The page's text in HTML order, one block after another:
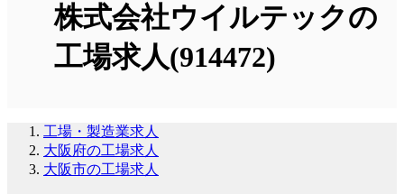
株式会社ウイルテックの
工場求人(914472)
工場・製造業求人
大阪府の工場求人
大阪市の工場求人